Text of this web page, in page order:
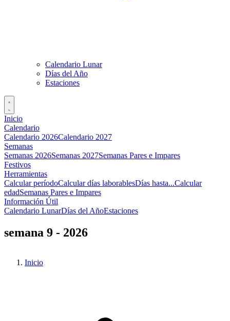
Calendario Lunar
Días del Año
Estaciones
Inicio
Calendario
Calendario 2026Calendario 2027
Semanas
Semanas 2026Semanas 2027Semanas Pares e Impares
Festivos
Herramientas
Calcular períodoCalcular días laborablesDías hasta...Calcular
edadSemanas Pares e Impares
Información Útil
Calendario LunarDías del AñoEstaciones
semana 9 - 2026
Inicio